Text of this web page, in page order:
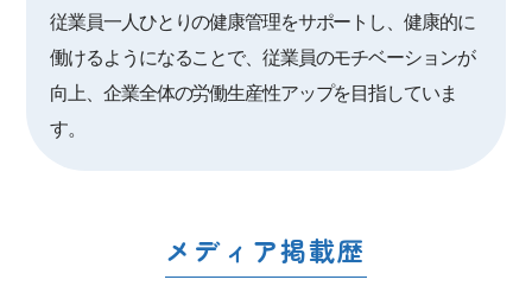
従業員一人ひとりの健康管理をサポートし、健康的に
働けるようになることで、従業員のモチベーションが
向上、企業全体の労働生産性アップを目指していま
す。
メディア掲載歴